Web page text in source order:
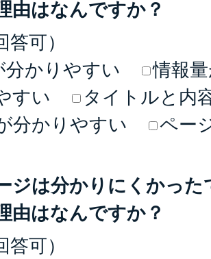
由はなんですか？
答可）
分かりやすい
情報
すい
タイトルと内
分かりやすい
ペー
ジは分かりにくかっ
由はなんですか？
答可）